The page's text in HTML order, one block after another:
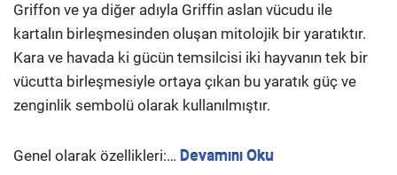
Griffon ve ya diğer adıyla Griffin aslan vücudu ile
kartalın birleşmesinden oluşan mitolojik bir yaratıktır.
Kara ve havada ki gücün temsilcisi iki hayvanın tek bir
vücutta birleşmesiyle ortaya çıkan bu yaratık güç ve
zenginlik sembolü olarak kullanılmıştır.
Genel olarak özellikleri:… Devamını Oku